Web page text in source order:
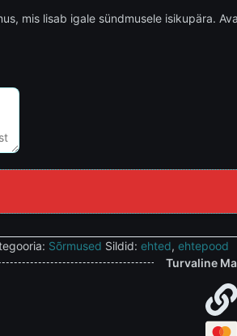
mis lisab igale sündmusele isikupära.
Sõrmused Sildid:ehted,ehtepood
Turvaline